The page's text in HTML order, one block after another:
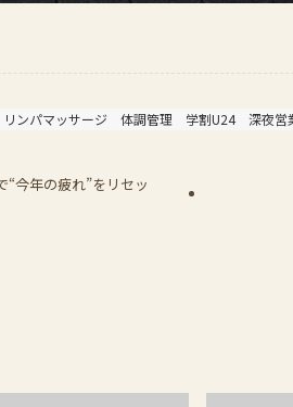
リンパマッサージ 体調管理 学割U24 深夜営
“今年の疲れ”をリセッ